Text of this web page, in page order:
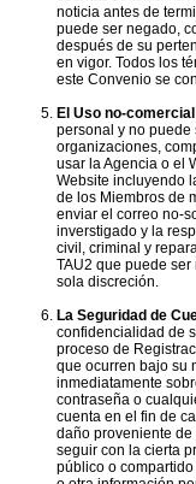
noticia antes de
puede ser negado,
después de su
en vigor. Todos los
este Convenio se
El Uso no-
personal y no puede
organizaciones,
usar la Agencia o el
Website incluyendo
de los Miembros de
enviar el correo no-
inverstigado y la
civil, criminal y
TAU2 que puede
sola discreción.
La Seguridad de
confidencialidad de
proceso de
que ocurren bajo su
inmediatamente
contraseña o
cuenta en el fin de
daño proveniente
seguir con la cierta
público o